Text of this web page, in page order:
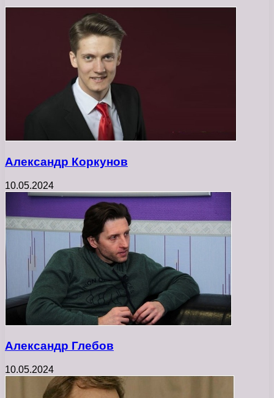
Александр Коркунов
10.05.2024
Александр Глебов
10.05.2024